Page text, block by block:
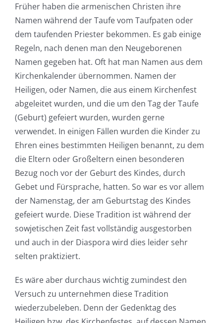
Früher haben die armenischen Christen ihre
Namen während der Taufe vom Taufpaten oder
dem taufenden Priester bekommen. Es gab einige
Regeln, nach denen man den Neugeborenen
Namen gegeben hat. Oft hat man Namen aus dem
Kirchenkalender übernommen. Namen der
Heiligen, oder Namen, die aus einem Kirchenfest
abgeleitet wurden, und die um den Tag der Taufe
(Geburt) gefeiert wurden, wurden gerne
verwendet. In einigen Fällen wurden die Kinder zu
Ehren eines bestimmten Heiligen benannt, zu dem
die Eltern oder Großeltern einen besonderen
Bezug noch vor der Geburt des Kindes, durch
Gebet und Fürsprache, hatten. So war es vor allem
der Namenstag, der am Geburtstag des Kindes
gefeiert wurde. Diese Tradition ist während der
sowjetischen Zeit fast vollständig ausgestorben
und auch in der Diaspora wird dies leider sehr
selten praktiziert.
Es wäre aber durchaus wichtig zumindest den
Versuch zu unternehmen diese Tradition
wiederzubeleben. Denn der Gedenktag des